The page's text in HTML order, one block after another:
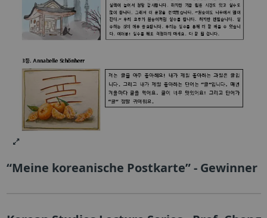
“Meine koreanische Postkarte” - Gewinner